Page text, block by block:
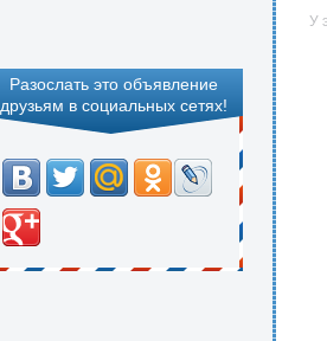
Разослать это объявление
друзьям в социальных сетях!
У